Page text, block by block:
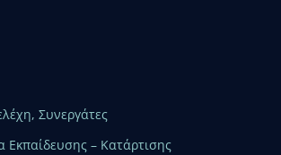
Συνεργάτες
Εκπαίδευσης – Κατάρτισης